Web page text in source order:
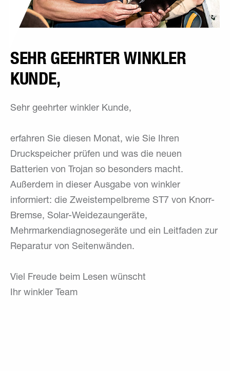
SEHR GEEHRTER WINKLER
KUNDE,
Sehr geehrter winkler Kunde,
erfahren Sie diesen Monat, wie Sie Ihren
Druckspeicher prüfen und was die neuen
Batterien von Trojan so besonders macht.
Außerdem in dieser Ausgabe von winkler
informiert: die Zweistempelbreme ST7 von Knorr-
Bremse, Solar-Weidezaungeräte,
Mehrmarkendiagnosegeräte und ein Leitfaden zur
Reparatur von Seitenwänden.
Viel Freude beim Lesen wünscht
Ihr winkler Team